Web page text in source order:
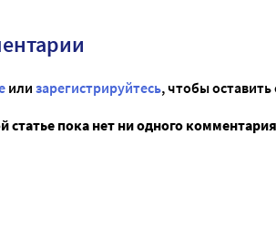
или зарегистрируйтесь, чтобы оставить
статье пока нет ни одного